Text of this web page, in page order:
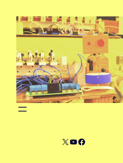
X YouTube
Facebook